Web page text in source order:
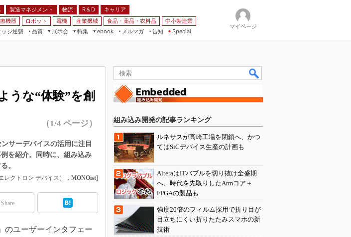
製造マネジメント 物流 R＆D
キャリア
機器 ロボット 電機 産業機械 食品・薬品・衣料品
中小製造業
ッジ逆襲 品質
展示会
ョン展
ド
特集
サービス
デリング
開発
ebook
モビリティ
メルマガ
告知 Special
マイページ
うな“体験”を創
（1/4 ページ）
サーデバイスの活用に注目
を紹介。同時に、組み込み
。
レクトロン デバイス）， MONOist]
Share
」のユーザーインタフェー
組み込み開発の記事ランキング
ルネサスが高崎工場を閉鎖へ、かつ
てはSiCデバイス生産の計画も
AlteraはITバブルを切り抜け全盛期
へ、時代を先取りしたArmコア＋
FPGAの製品も
強度20倍のフィルム採用で折り目が
目立ちにくい折りたたみスマホの新
技術